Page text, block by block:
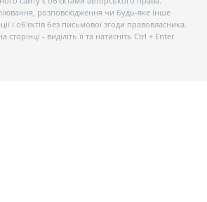
розповсюдження чи будь-яке інше
і об’єктів без письмової згоди правовласника.
- виділіть її та натисніть Ctrl + Enter